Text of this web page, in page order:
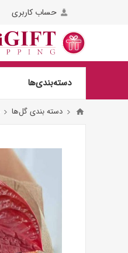
حساب کاربری
دسته‌بندی‌ها
دسته بندی گل‌ها